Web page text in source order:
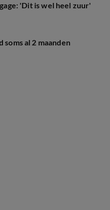
'Dit is wel heel zuur'
al 2 maanden